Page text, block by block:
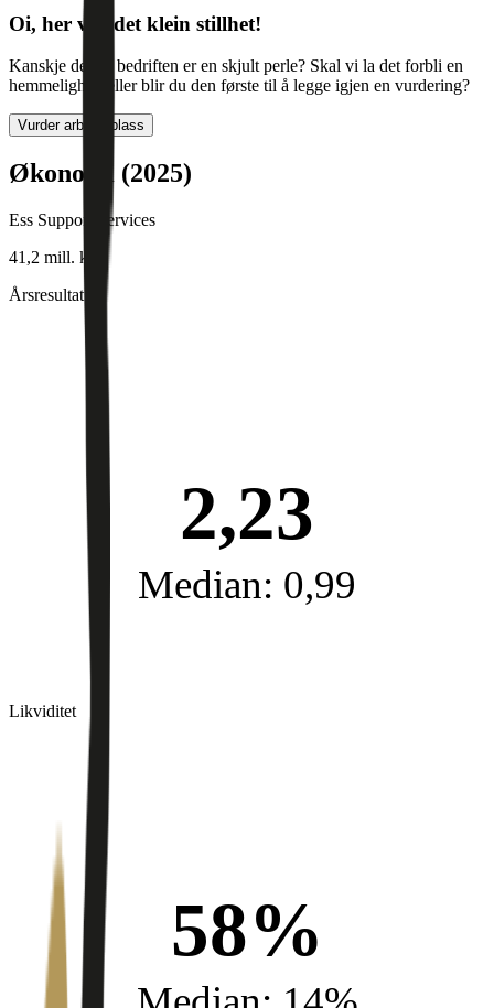
Oi, her var det klein stillhet!
Kanskje denne bedriften er en skjult perle? Skal vi la det forbli en
hemmelighet, eller blir du den første til å legge igjen en vurdering?
Vurder arbeidsplass
Økonomi (2025)
Ess Support Services
41,2 mill. kr
Årsresultat
2,23
Median: 0,99
Likviditet
58%